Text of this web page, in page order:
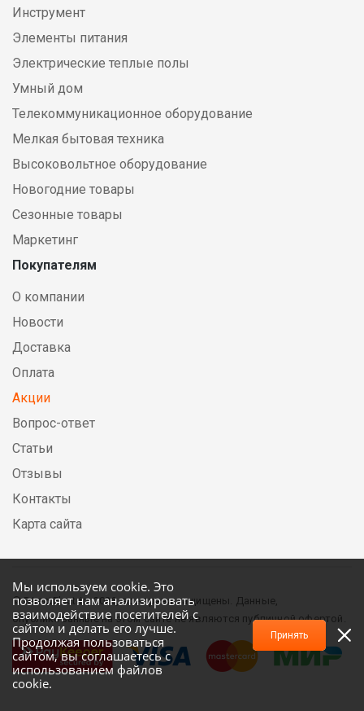
Мы используем cookie. Это
позволяет нам анализировать
взаимодействие посетителей с
сайтом и делать его лучше.
Продолжая пользоваться
сайтом, вы соглашаетесь с
использованием файлов
cookie.
Принять
Инструмент
Элементы питания
Электрические теплые полы
Умный дом
Телекоммуникационное оборудование
Мелкая бытовая техника
Высоковольтное оборудование
Новогодние товары
Сезонные товары
Маркетинг
Покупателям
О компании
Новости
Доставка
Оплата
Акции
Вопрос-ответ
Статьи
Отзывы
Контакты
Карта сайта
© DirectElectric, 2026, все права защищены. Данные,
опубликованные на этом сайте не являются публичной офертой.